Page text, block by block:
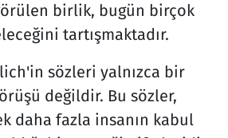
birlik, bugün birçok
tartışmaktadır.
sözleri yalnızca bir
değildir. Bu sözler,
daha fazla insanın kabul